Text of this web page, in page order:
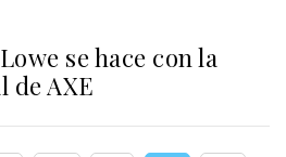
se hace con la
de AXE